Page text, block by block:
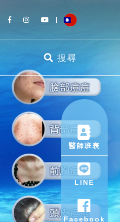
搜尋
醫師班表
LINE
Facebook